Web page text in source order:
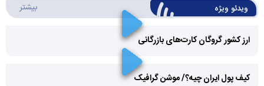
ویدئو ویژه بیشتر
ارز کشور گروگان کارت‌های بازرگانی
کیف پول ایران چیه؟/ موشن گرافیک